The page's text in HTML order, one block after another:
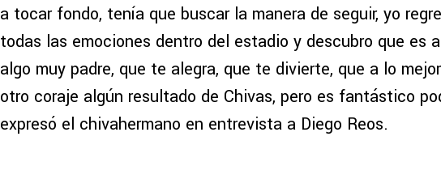
a tocar fondo, tenía que buscar la manera de seguir, yo
todas las emociones dentro del estadio y descubro que es
algo muy padre, que te alegra, que te divierte, que a lo
otro coraje algún resultado de Chivas, pero es fantástico
expresó el chivahermano en entrevista a Diego Reos.